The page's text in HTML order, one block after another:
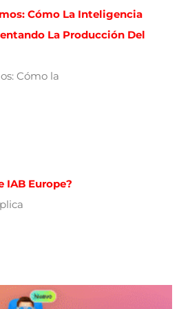
Cómo La Inteligencia
La Producción Del
Cómo la
IAB Europe?